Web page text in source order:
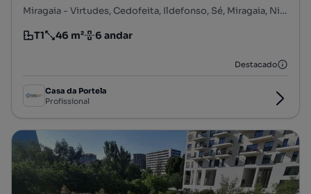
Miragaia - Virtudes, Cedofeita, Ildefonso, Sé, Miragaia, Nicolau, Vitória, Porto, Porto
Tipologia
T1
Preço por metro quadrado
46 m²
Andar 6 andar
Destacado
Casa da Portela
Profissional